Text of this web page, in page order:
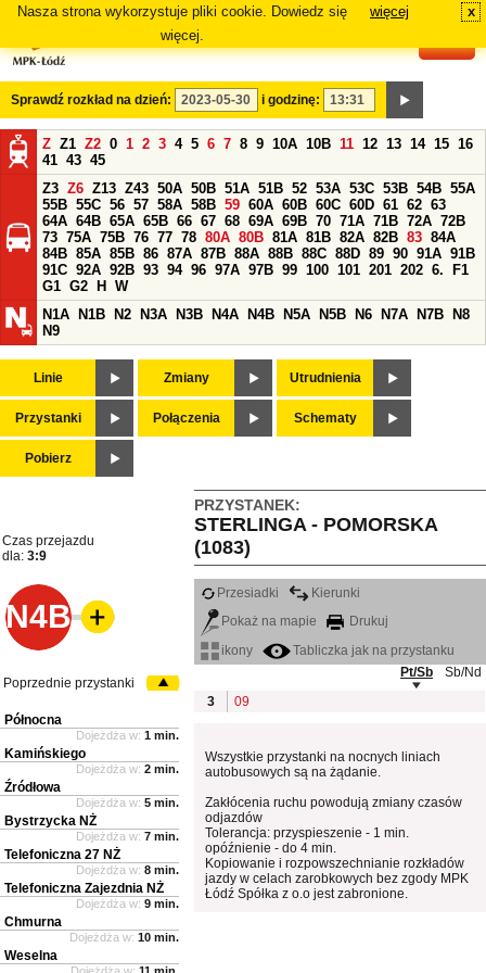
Nasza strona wykorzystuje pliki cookie. Dowiedz się
więcej.
więcej x
Sprawdź rozkład na dzień: i godzinę:
Z Z1 Z2 0 1 2 3 4 5 6 7 8 9 10A 10B 11 12 13 14 15 16
41 43 45
Z3 Z6 Z13 Z43 50A 50B 51A 51B 52 53A 53C 53B 54B 55A
55B 55C 56 57 58A 58B 59 60A 60B 60C 60D 61 62 63
64A 64B 65A 65B 66 67 68 69A 69B 70 71A 71B 72A 72B
73 75A 75B 76 77 78 80A 80B 81A 81B 82A 82B 83 84A
84B 85A 85B 86 87A 87B 88A 88B 88C 88D 89 90 91A 91B
91C 92A 92B 93 94 96 97A 97B 99 100 101 201 202 6.
F1
G1 G2 H
W
N1A
N1B N2 N3A N3B N4A N4B N5A N5B N6 N7A N7B
N8
N9
Linie Zmiany Utrudnienia
Przystanki Połączenia Schematy
Pobierz
PRZYSTANEK:
STERLINGA - POMORSKA
(1083)
Czas przejazdu
dla: 3:9
N4B
Przesiadki
Kierunki
Pokaż na mapie
Drukuj
ikony
Tabliczka jak na przystanku
Pt/Sb
Sb/Nd
3
09
Wszystkie przystanki na nocnych liniach
autobusowych są na żądanie.
Zakłócenia ruchu powodują zmiany czasów
odjazdów
Tolerancja: przyspieszenie - 1 min.
opóźnienie - do 4 min.
Kopiowanie i rozpowszechnianie rozkładów
jazdy w celach zarobkowych bez zgody MPK
Łódź Spółka z o.o jest zabronione.
Poprzednie przystanki
Północna
Dojeżdża w: 1 min.
Kamińskiego
Dojeżdża w: 2 min.
Źródłowa
Dojeżdża w: 5 min.
Bystrzycka NŻ
Dojeżdża w: 7 min.
Telefoniczna 27 NŻ
Dojeżdża w: 8 min.
Telefoniczna Zajezdnia NŻ
Dojeżdża w: 9 min.
Chmurna
Dojeżdża w: 10 min.
Weselna